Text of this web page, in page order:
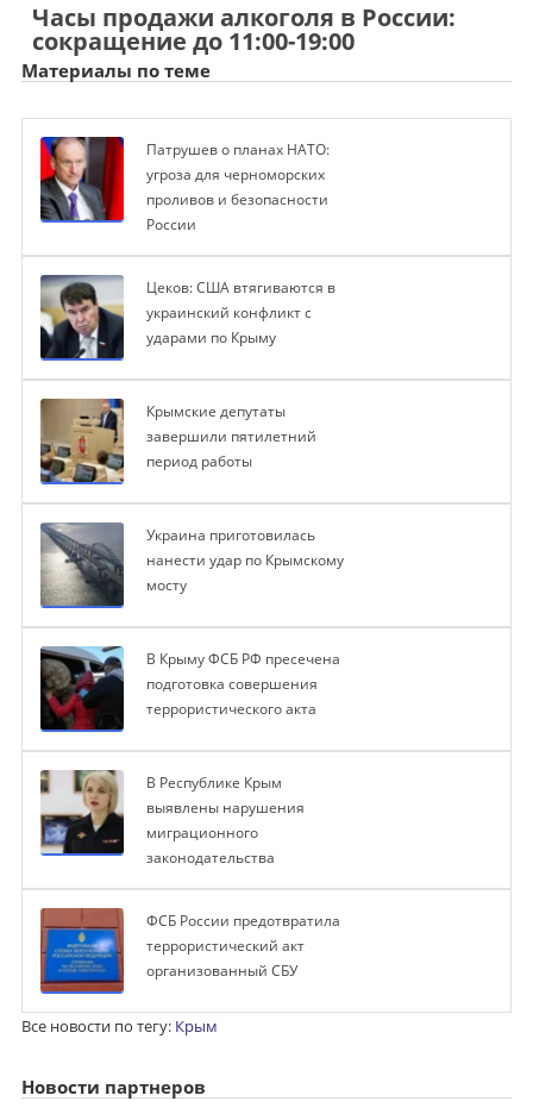
Часы продажи алкоголя в России:
сокращение до 11:00-19:00
Материалы по теме
Патрушев о планах НАТО:
угроза для черноморских
проливов и безопасности
России
Цеков: США втягиваются в
украинский конфликт с
ударами по Крыму
Крымские депутаты
завершили пятилетний
период работы
Украина приготовилась
нанести удар по Крымскому
мосту
В Крыму ФСБ РФ пресечена
подготовка совершения
террористического акта
В Республике Крым
выявлены нарушения
миграционного
законодательства
ФСБ России предотвратила
террористический акт
организованный СБУ
Все новости по тегу: Крым
Новости партнеров